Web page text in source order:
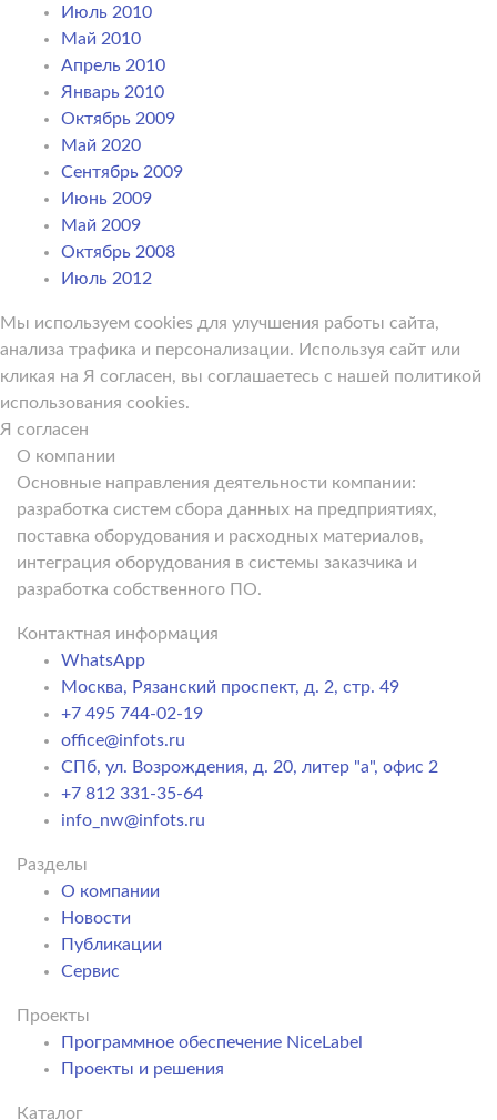
Июль 2010
Май 2010
Апрель 2010
Январь 2010
Октябрь 2009
Май 2020
Сентябрь 2009
Июнь 2009
Май 2009
Октябрь 2008
Июль 2012
Мы используем cookies для улучшения работы сайта,
анализа трафика и персонализации. Используя сайт или
кликая на Я согласен, вы соглашаетесь с нашей политикой
использования cookies.
Я согласен
О компании
Основные направления деятельности компании:
разработка систем сбора данных на предприятиях,
поставка оборудования и расходных материалов,
интеграция оборудования в системы заказчика и
разработка собственного ПО.
Контактная информация
WhatsApp
Москва, Рязанский проспект, д. 2, стр. 49
+7 495 744-02-19
office@infots.ru
СПб, ул. Возрождения, д. 20, литер "a", офис 2
+7 812 331-35-64
info_nw@infots.ru
Разделы
О компании
Новости
Публикации
Сервис
Проекты
Программное обеспечение NiceLabel
Проекты и решения
Каталог